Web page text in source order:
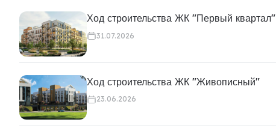
Ход строительства ЖК "Первый квартал"
31.07.2026
Ход строительства ЖК "Живописный"
23.06.2026